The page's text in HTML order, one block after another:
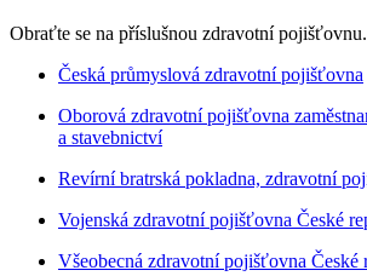
Obraťte se na příslušnou zdravotní pojišťovnu.
Česká průmyslová zdravotní pojišťovna
Oborová zdravotní pojišťovna
a stavebnictví
Revírní bratrská pokladna, zdravotní
Vojenská zdravotní pojišťovna České
Všeobecná zdravotní pojišťovna České